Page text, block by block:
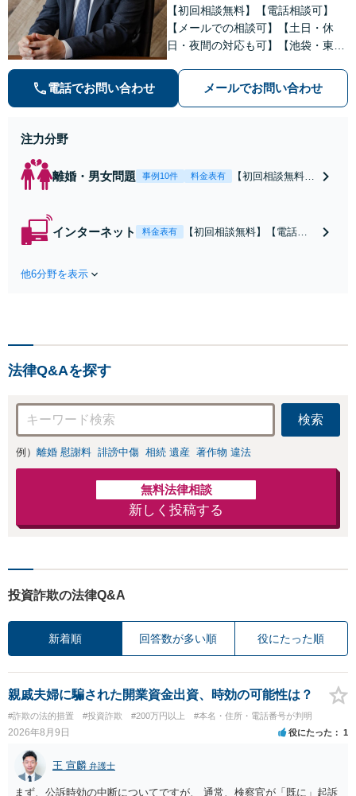
【初回相談無料】【電話相談可】
【メールでの相談可】【土日・休
日・夜間の対応も可】【池袋・東池
トラブル・刑事事件を中心に「個
人」の方からのご相談・ご依頼を幅
電話でお問い合わせ メールでお問い合わせ
注力分野
離婚・男女問題 事例10件 料金表有
【初回相談無料】
【池袋・東池袋2
インターネット 料金表有
【初回相談無料】【電話相
応します！即日対応可能。
他6分野を表示
法律Q&Aを探す
検索
例） 離婚 慰謝料 誹謗中傷 相続 遺産 著作物 違法
無料法律相談
新しく投稿する
投資詐欺の法律Q&A
新着順 回答数が多い順 役にたった順
親戚夫婦に騙された開業資金出資、時効の可能性は？
#詐欺の法的措置 #投資詐欺 #200万円以上 #本名・住所・電話番号が判明
2026年8月9日 役にたった 1
王 宣麟 弁護士
まず、公訴時効の中断についてですが、 通常、検察官が「既に」起訴